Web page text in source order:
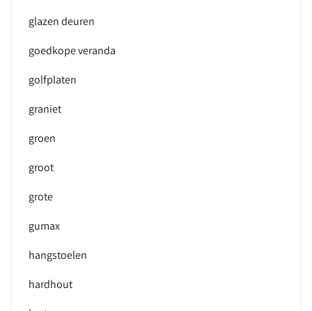
glazen deuren
goedkope veranda
golfplaten
graniet
groen
groot
grote
gumax
hangstoelen
hardhout